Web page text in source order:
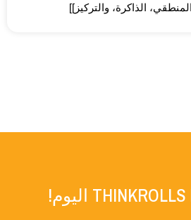
الذاكرة، والتركيز]]